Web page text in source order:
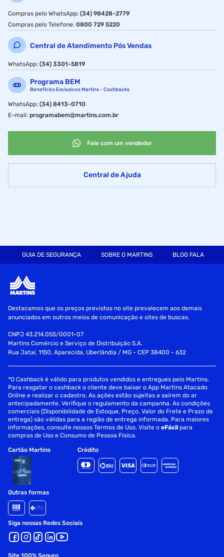
Compras pelo WhatsApp: (34) 98428-2779
Compras pelo Telefone: 0800 729 5220
Central de Atendimento Pós Vendas
WhatsApp: (34) 3301-5819
Programa BEM
Benefícios Exclusivos Martins - Cashbacks
WhatsApp: (34) 8413-0710
E-mail: programabem@martins.com.br
Fale com um vendedor
Central de Ajuda
GUIA DE SEGURANÇA SOBRE O MARTINS BLOG FALA MART
Destacamos que os preços previstos no site prevalecem aos demais
anunciados em outros meios de comunicação e sites de buscas.
CNPJ 43.214.055/0001-07
Martins Comércio e Serviço de Distribuição S.A.
Rua Jataí, 1150, Aparecida, Uberlândia / MG - CEP 38400 - 632
*O Cashback é válido para produtos vendidos e entregues pelo Martins.
Para resgatar o cashback o cliente deve baixar o App Martins Atacado
Online e realizar o cadastro. As ações estão sujeitas a saírem do ar
antecipadamente. Verifique o regulamento da campanha. As condições
comerciais (Disponibilidade de Estoque, Preço, Valor do Frete e Prazo de
entrega) são válidas para a região de entrega informada. Para maiores
informações, consulte nossos Termos de Uso. Visite oeFácil para
compras de Uso e Consumo de Pessoa Física.
Cartão Martins Crédito
Outras formas
Siga nossas Redes Sociais
Site 100% Seguro